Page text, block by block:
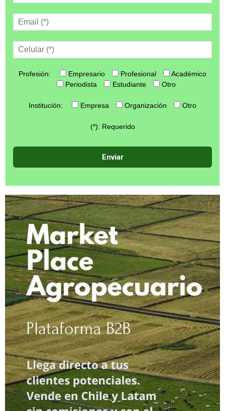
Profesión: Empresario Profesional
Académico
Periodista
Estudiante Otro
Institución: Empresa Organización Otro
(*): Requerido